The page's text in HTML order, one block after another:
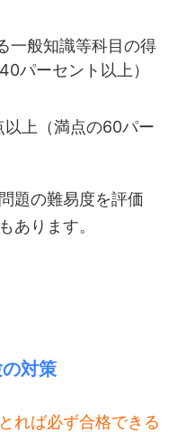
一般知識等科目の得
パーセント以上）
上（満点の60パー
題の難易度を評価
あります。
対策
れば必ず合格できる